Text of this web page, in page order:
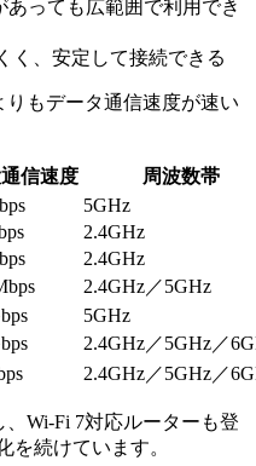
あっても広範囲で利用でき
く、安定して接続できる
りもデータ通信速度が速い
信速度
周波数帯
5GHz
2.4GHz
2.4GHz
2.4GHz／5GHz
5GHz
2.4GHz／5GHz／
2.4GHz／5GHz／
Wi-Fi 7対応ルーターも登
を続けています。